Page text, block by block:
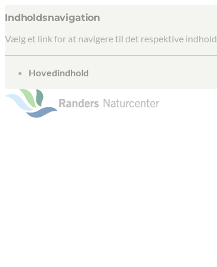
Indholdsnavigation
Vælg et link for at navigere til det respektive indhold.
gå til
Hovedindhold